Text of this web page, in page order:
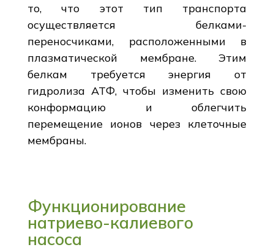
то, что этот тип транспорта
осуществляется белками-
переносчиками, расположенными в
плазматической мембране. Этим
белкам требуется энергия от
гидролиза АТФ, чтобы изменить свою
конформацию и облегчить
перемещение ионов через клеточные
мембраны.
Функционирование
натриево-калиевого
насоса